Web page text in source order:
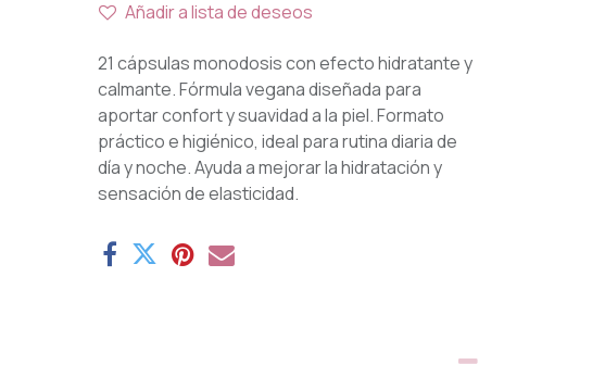
Añadir a lista de deseos
21 cápsulas monodosis con efecto hidratante y
calmante. Fórmula vegana diseñada para
aportar confort y suavidad a la piel. Formato
práctico e higiénico, ideal para rutina diaria de
día y noche. Ayuda a mejorar la hidratación y
sensación de elasticidad.